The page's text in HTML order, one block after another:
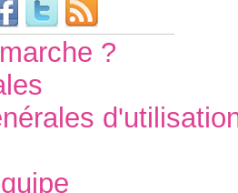
?